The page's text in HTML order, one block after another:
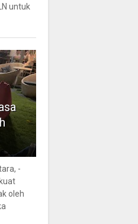
untuk
-
oleh